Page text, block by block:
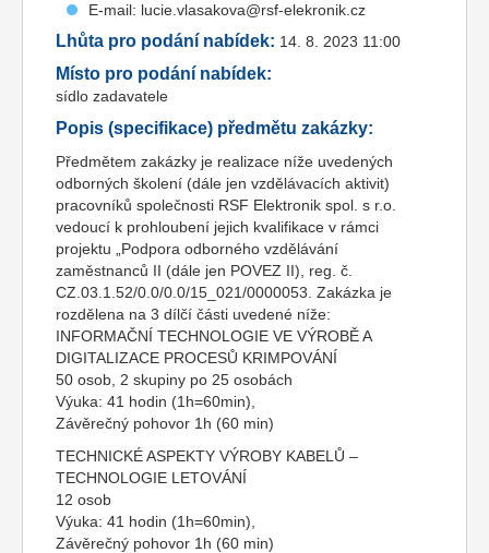
E-mail: lucie.vlasakova@rsf-elekronik.cz
Lhůta pro podání nabídek: 14. 8. 2023 11:00
Místo pro podání nabídek:
sídlo zadavatele
Popis (specifikace) předmětu zakázky:
Předmětem zakázky je realizace níže uvedených
odborných školení (dále jen vzdělávacích aktivit)
pracovníků společnosti RSF Elektronik spol. s r.o.
vedoucí k prohloubení jejich kvalifikace v rámci
projektu „Podpora odborného vzdělávání
zaměstnanců II (dále jen POVEZ II), reg. č.
CZ.03.1.52/0.0/0.0/15_021/0000053. Zakázka je
rozdělena na 3 dílčí části uvedené níže:
INFORMAČNÍ TECHNOLOGIE VE VÝROBĚ A
DIGITALIZACE PROCESŮ KRIMPOVÁNÍ
50 osob, 2 skupiny po 25 osobách
Výuka: 41 hodin (1h=60min),
Závěrečný pohovor 1h (60 min)
TECHNICKÉ ASPEKTY VÝROBY KABELŮ –
TECHNOLOGIE LETOVÁNÍ
12 osob
Výuka: 41 hodin (1h=60min),
Závěrečný pohovor 1h (60 min)